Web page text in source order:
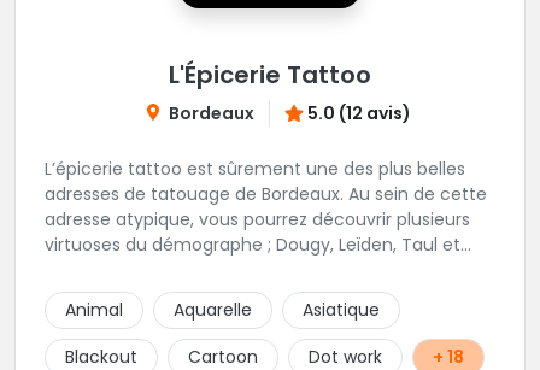
L'Épicerie Tattoo
Bordeaux 5.0 (12 avis)
L’épicerie tattoo est sûrement une des plus belles
adresses de tatouage de Bordeaux. Au sein de cette
adresse atypique, vous pourrez découvrir plusieurs
virtuoses du démographe ; Dougy, Leïden, Taul et
enfant et sympathique, vous pourrez demander
conseil pour votre tattoo. N'hésitez plus une seconde
pour rencontrer cette belle équipe !
Animal Aquarelle
Asiatique
Blackout
Cartoon Dot work + 18